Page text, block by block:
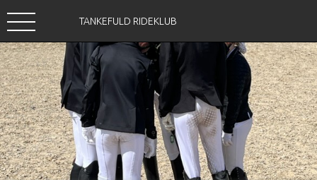
TANKEFULD RIDEKLUB